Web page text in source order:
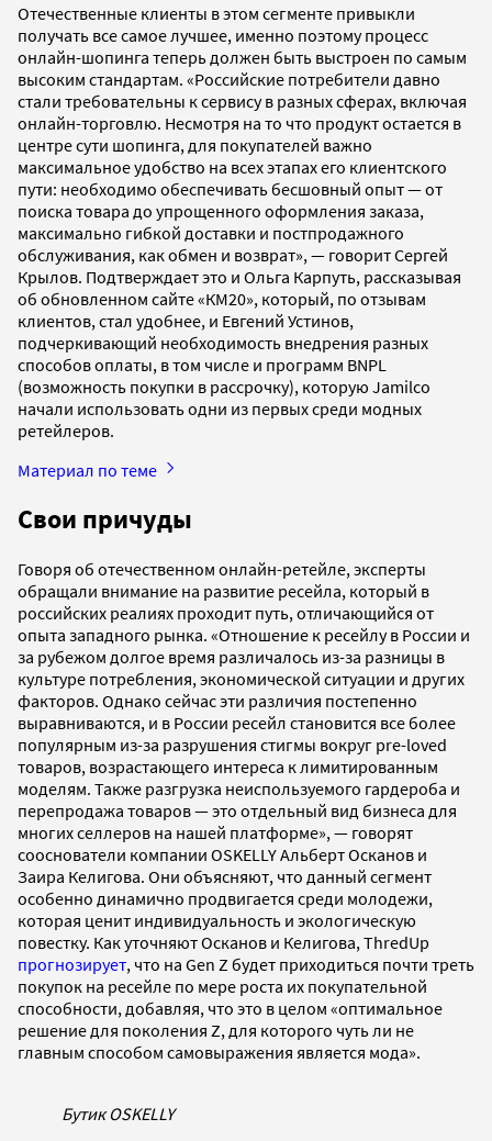
Отечественные клиенты в этом сегменте привыкли
получать все самое лучшее, именно поэтому процесс
онлайн-шопинга теперь должен быть выстроен по самым
высоким стандартам. «Российские потребители давно
стали требовательны к сервису в разных сферах, включая
онлайн-торговлю. Несмотря на то что продукт остается в
центре сути шопинга, для покупателей важно
максимальное удобство на всех этапах его клиентского
пути: необходимо обеспечивать бесшовный опыт — от
поиска товара до упрощенного оформления заказа,
максимально гибкой доставки и постпродажного
обслуживания, как обмен и возврат», — говорит Сергей
Крылов. Подтверждает это и Ольга Карпуть, рассказывая
об обновленном сайте «КМ20», который, по отзывам
клиентов, стал удобнее, и Евгений Устинов,
подчеркивающий необходимость внедрения разных
способов оплаты, в том числе и программ BNPL
(возможность покупки в рассрочку), которую Jamilco
начали использовать одни из первых среди модных
ретейлеров.
Материал по теме
Свои причуды
Говоря об отечественном онлайн-ретейле, эксперты
обращали внимание на развитие ресейла, который в
российских реалиях проходит путь, отличающийся от
опыта западного рынка. «Отношение к ресейлу в России и
за рубежом долгое время различалось из-за разницы в
культуре потребления, экономической ситуации и других
факторов. Однако сейчас эти различия постепенно
выравниваются, и в России ресейл становится все более
популярным из-за разрушения стигмы вокруг pre-loved
товаров, возрастающего интереса к лимитированным
моделям. Также разгрузка неиспользуемого гардероба и
перепродажа товаров — это отдельный вид бизнеса для
многих селлеров на нашей платформе», — говорят
сооснователи компании OSKELLY Альберт Осканов и
Заира Келигова. Они объясняют, что данный сегмент
особенно динамично продвигается среди молодежи,
которая ценит индивидуальность и экологическую
повестку. Как уточняют Осканов и Келигова, ThredUp
прогнозирует, что на Gen Z будет приходиться почти треть
покупок на ресейле по мере роста их покупательной
способности, добавляя, что это в целом «оптимальное
решение для поколения Z, для которого чуть ли не
главным способом самовыражения является мода».
Бутик OSKELLY